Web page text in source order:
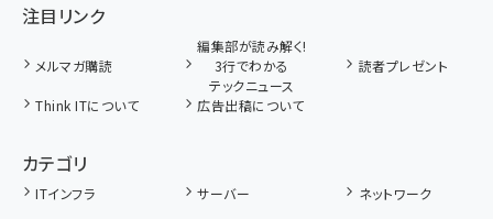
注目リンク
メルマガ購読
編集部が読み解く!
3行でわかる
テックニュース
読者プレゼント
Think ITについて 広告出稿について
カテゴリ
ITインフラ サーバー
ネットワーク